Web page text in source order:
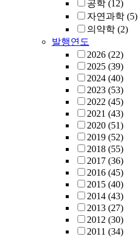
공학 (12)
자연과학 (5)
의약학 (2)
발행연도
2026 (22)
2025 (39)
2024 (40)
2023 (53)
2022 (45)
2021 (43)
2020 (51)
2019 (52)
2018 (55)
2017 (36)
2016 (45)
2015 (40)
2014 (43)
2013 (27)
2012 (30)
2011 (34)